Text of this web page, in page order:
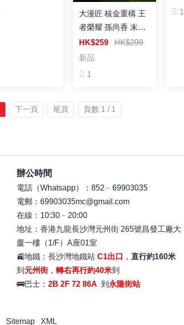
大漫匠 核金重構 王
者榮耀 孫尚香 末日
機甲 1/12 組裝模型
HK$259HK$299
新品
1
1
下一頁 尾頁 頁數 1 / 1
辦公時間
電話（Whatsapp）：852﹣69903035
電郵：69903035mc@gmail.com
在線：10:30﹣20:00
地址：香港九龍長沙灣元州街 265號昌發工廠大
廈一樓（1/F）A座01室
🚉地鐵：長沙灣地鐵站C1出口 ，直行約160米
到 元州街，轉右再行約40米到
🚌巴士：2B 2F 72 86A 到 永隆街站
Sitemap XML